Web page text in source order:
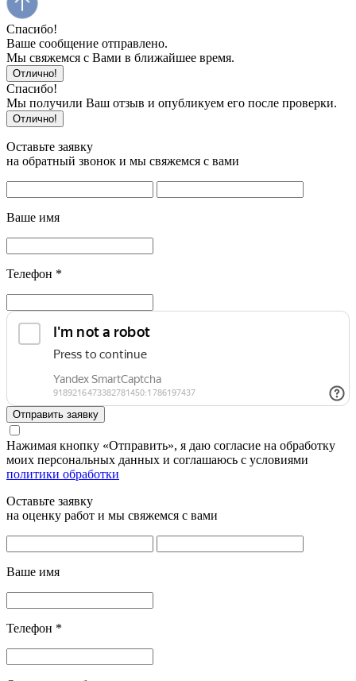
Спасибо!
Ваше сообщение отправлено.
Мы свяжемся с Вами в ближайшее время.
Отлично!
Спасибо!
Мы получили Ваш отзыв и опубликуем его после проверки.
Отлично!
Оставьте заявку
на обратный звонок и мы свяжемся с вами
Ваше имя
Телефон *
Отправить заявку
Нажимая кнопку «Отправить», я даю согласие на обработку
моих персональных данных и соглашаюсь с условиями
политики обработки
Оставьте заявку
на оценку работ и мы свяжемся с вами
Ваше имя
Телефон *